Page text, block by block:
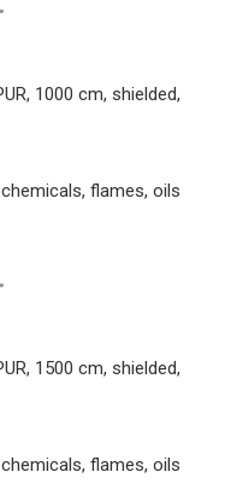
1000 cm, shielded,
flames, oils
1500 cm, shielded,
flames, oils